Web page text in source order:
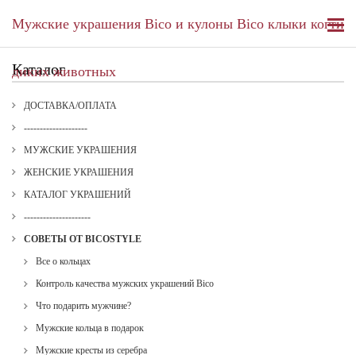
Мужские украшения Bico и кулоны Bico клыки когти
диких животных
Каталог
ДОСТАВКА/ОПЛАТА
--------------------
МУЖСКИЕ УКРАШЕНИЯ
ЖЕНСКИЕ УКРАШЕНИЯ
КАТАЛОГ УКРАШЕНИЙ
---------------------
СОВЕТЫ ОТ BICOSTYLE
Все о кольцах
Контроль качества мужских украшений Bico
Что подарить мужчине?
Мужские кольца в подарок
Мужские кресты из серебра